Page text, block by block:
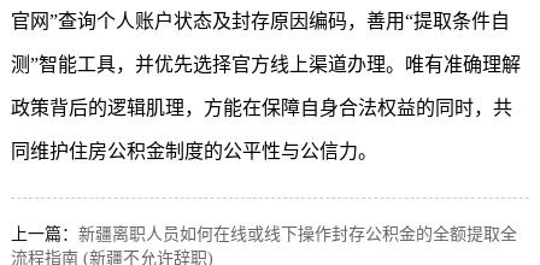
官网”查询个人账户状态及封存原因编码，善用“提取条件自
测”智能工具，并优先选择官方线上渠道办理。唯有准确理解
政策背后的逻辑肌理，方能在保障自身合法权益的同时，共
同维护住房公积金制度的公平性与公信力。
上一篇： 新疆离职人员如何在线或线下操作封存公积金的全额提取全
流程指南 (新疆不允许辞职)